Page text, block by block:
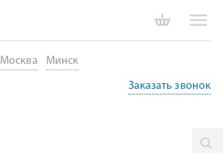
Москва Минск
Заказать звонок